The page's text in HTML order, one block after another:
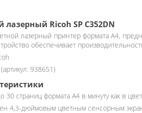
лазерный Ricoh SP C352DN
лазерный принтер формата А4,
обеспечивает
938651)
30 страниц формата А4 в минуту как в
4,3-дюймовым цветным сенсорным